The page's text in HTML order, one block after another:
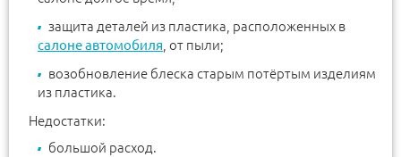
защита деталей из пластика, расположенных в
салоне автомобиля , от пыли;
возобновление блеска старым потёртым изделиям
из пластика.
Недостатки:
большой расход.